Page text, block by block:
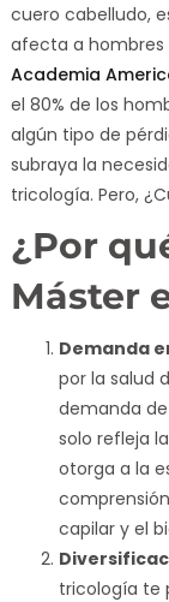
cuero cabelludo,
afecta a hombres
Academia
el 80% de los
algún tipo de
subraya la
tricología. Pero,
¿Por
Máster
Demanda
por la salud
demanda
solo refleja
otorga a la
capilar y el
tricología te